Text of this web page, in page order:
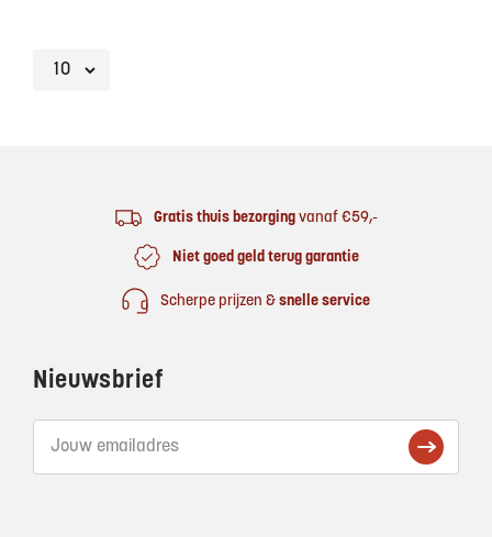
Gratis thuis bezorgingvanaf €59,-
Niet goed geld terug garantie
Scherpe prijzen & snelle service
Nieuwsbrief